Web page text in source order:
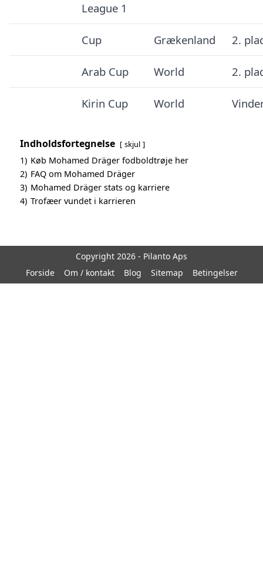
League 1
Cup Grækenland 2.
Arab Cup World 2.
Kirin Cup World
Indholdsfortegnelse skjul
1) Køb Mohamed Dräger fodboldtrøje her
2) FAQ om Mohamed Dräger
3) Mohamed Dräger stats og karriere
4) Trofæer vundet i karrieren
Copyright 2026 - Pilanto Aps
Forside
Om / kontakt Blog Sitemap Betingelser